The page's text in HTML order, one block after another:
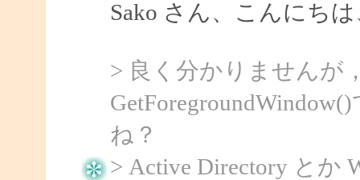
Sako さん、こんにちは
> 良く分かりませんが
ね？
> Active Directory とか